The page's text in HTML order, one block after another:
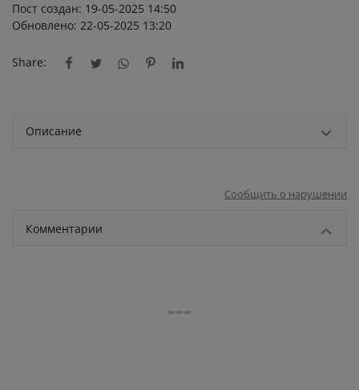
Пост создан: 19-05-2025 14:50
Обновлено: 22-05-2025 13:20
Share:
Описание
Сообщить о нарушении
Комментарии